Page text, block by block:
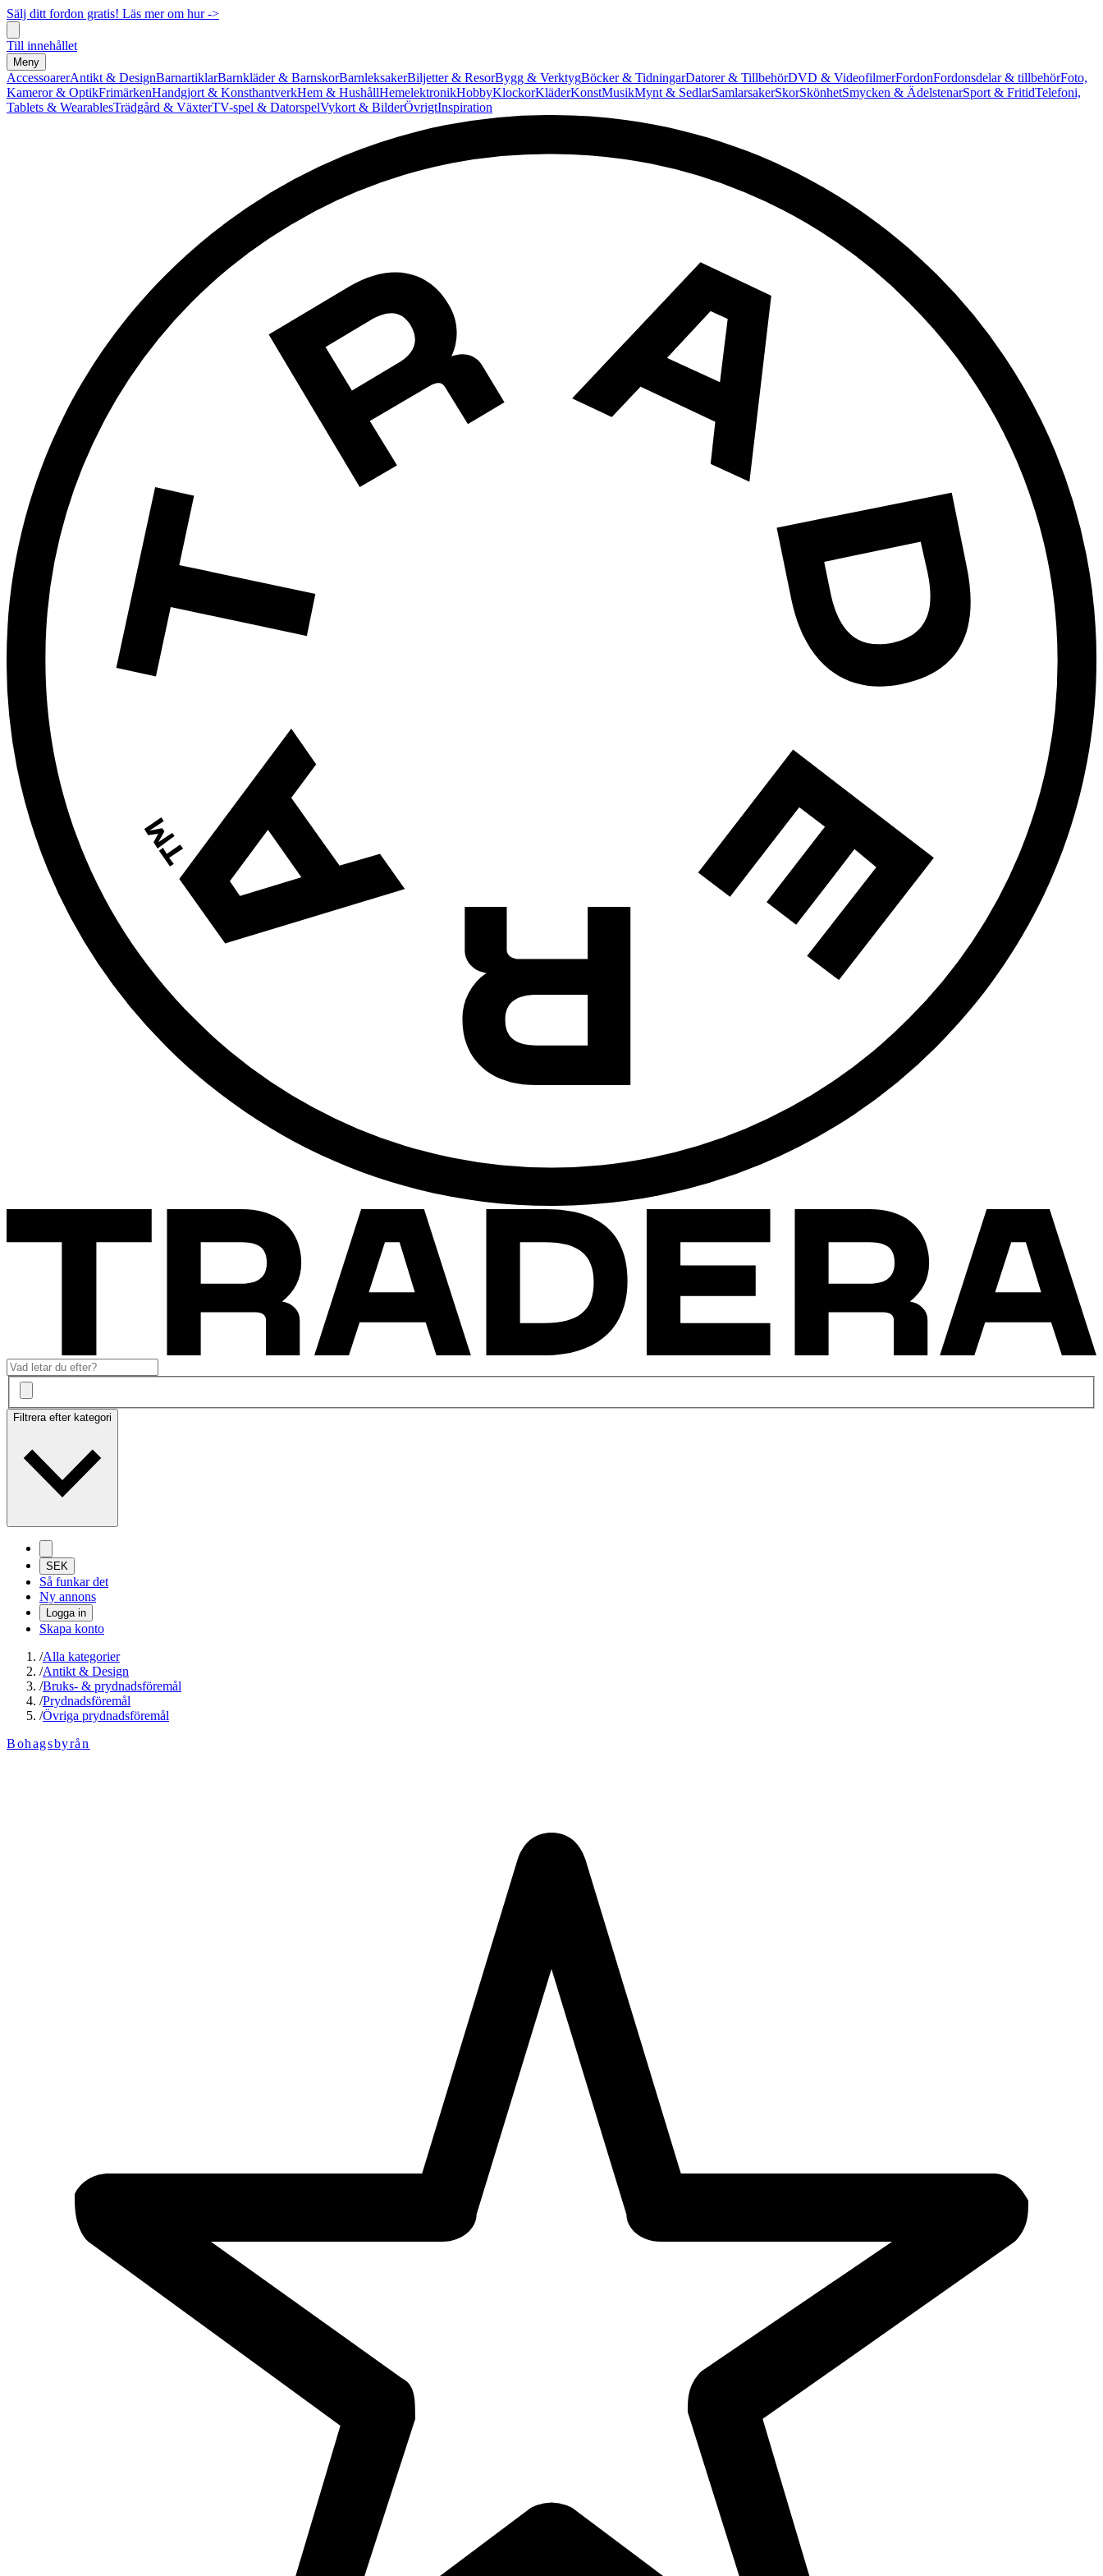
Sälj ditt fordon gratis! Läs mer om hur ->
Till innehållet
Meny
AccessoarerAntikt & DesignBarnartiklarBarnkläder & BarnskorBarnleksakerBiljetter & ResorBygg & VerktygBöcker & TidningarDatorer & TillbehörDVD & VideofilmerFordonFordonsdelar & tillbehörFoto,
Kameror & OptikFrimärkenHandgjort & KonsthantverkHem & HushållHemelektronikHobbyKlockorKläderKonstMusikMynt & SedlarSamlarsakerSkorSkönhetSmycken & ÄdelstenarSport & FritidTelefoni,
Tablets & WearablesTrädgård & VäxterTV-spel & DatorspelVykort & BilderÖvrigtInspiration
Filtrera efter kategori
SEK
Så funkar det
Ny annons
Logga in
Skapa konto
/Alla kategorier
/Antikt & Design
/Bruks- & prydnadsföremål
/Prydnadsföremål
/Övriga prydnadsföremål
Bohagsbyrån